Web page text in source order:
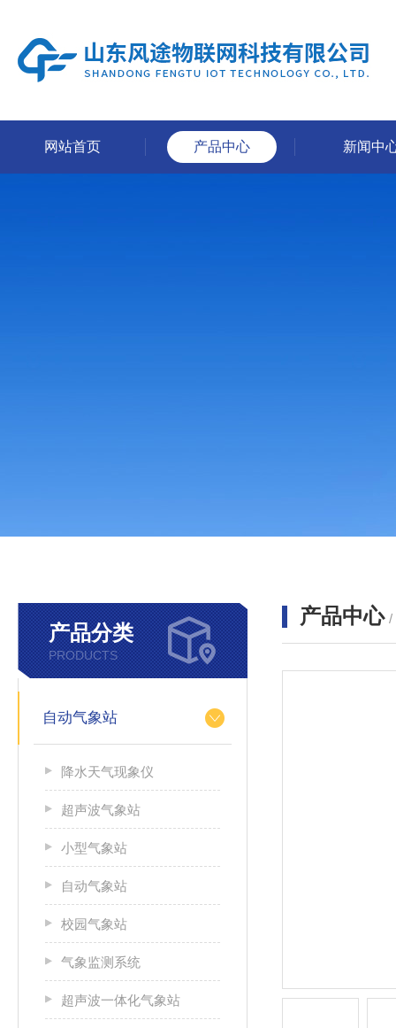
网站首页 产品中心 新闻中
产品分类
PRODUCTS
自动气象站
降水天气现象仪
超声波气象站
小型气象站
自动气象站
校园气象站
气象监测系统
超声波一体化气象站
产品中心 /